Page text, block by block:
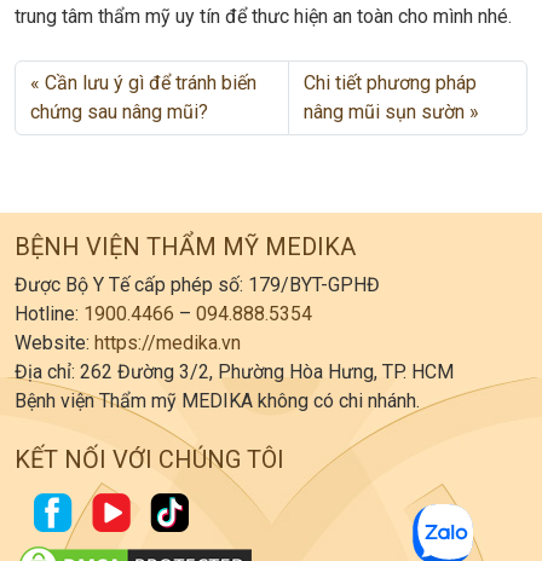
trung tâm thẩm mỹ uy tín để thưc hiện an toàn cho mình nhé.
Cần lưu ý gì để tránh biến
chứng sau nâng mũi?
Chi tiết phương pháp
nâng mũi sụn sườn
BỆNH VIỆN THẨM MỸ MEDIKA
Được Bộ Y Tế cấp phép số: 179/BYT-GPHĐ
Hotline: 1900.4466 – 094.888.5354
Website: https://medika.vn
Địa chỉ: 262 Đường 3/2, Phường Hòa Hưng, TP. HCM
Bệnh viện Thẩm mỹ MEDIKA không có chi nhánh.
KẾT NỐI VỚI CHÚNG TÔI